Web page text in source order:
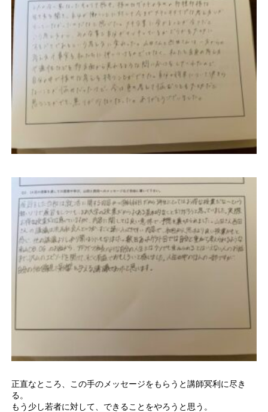
正直なところ、この手のメッセージをもらうと講師冥利に尽き
る。
もう少し若者に対して、できることをやろうと思う。